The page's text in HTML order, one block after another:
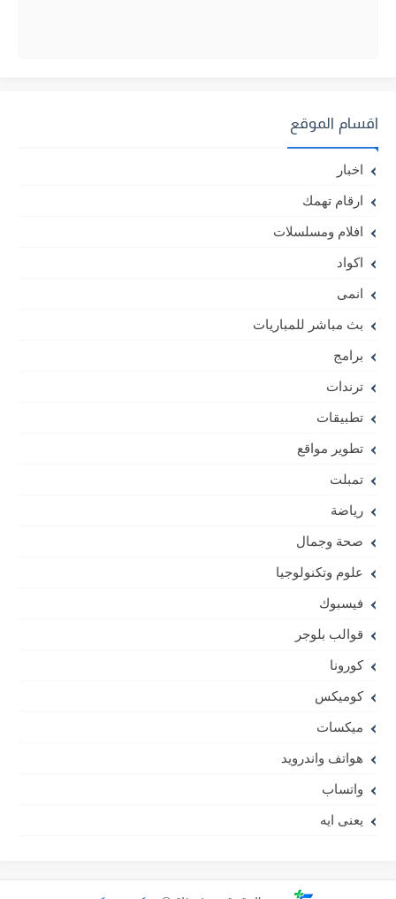
اقسام الموقع
اخبار
ارقام تهمك
افلام ومسلسلات
اكواد
انمى
بث مباشر للمباريات
برامج
ترندات
تطبيقات
تطوير مواقع
تمبلت
رياضة
صحة وجمال
علوم وتكنولوجيا
فيسبوك
قوالب بلوجر
كورونا
كوميكس
ميكسات
هواتف واندرويد
واتساب
يعنى ايه